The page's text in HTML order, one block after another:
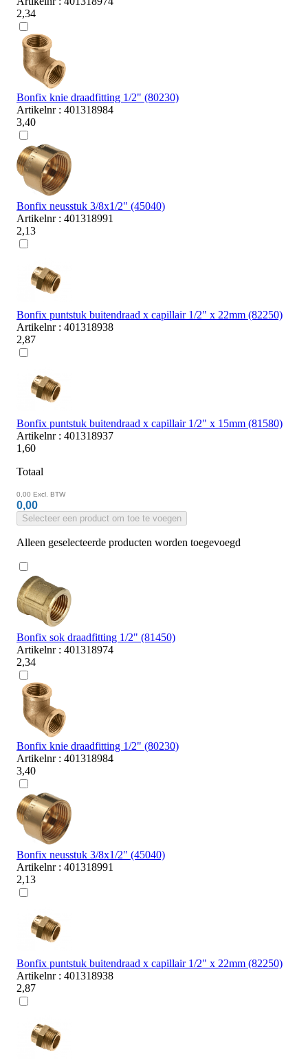
2,34
Bonfix knie draadfitting 1/2" (80230)
Artikelnr : 401318984
3,40
Bonfix neusstuk 3/8x1/2" (45040)
Artikelnr : 401318991
2,13
Bonfix puntstuk buitendraad x capillair 1/2" x 22mm (82250)
Artikelnr : 401318938
2,87
Bonfix puntstuk buitendraad x capillair 1/2" x 15mm (81580)
Artikelnr : 401318937
1,60
Totaal
0,00 Excl. BTW
0,00
Selecteer een product om toe te voegen
Alleen geselecteerde producten worden toegevoegd
Bonfix sok draadfitting 1/2" (81450)
Artikelnr : 401318974
2,34
Bonfix knie draadfitting 1/2" (80230)
Artikelnr : 401318984
3,40
Bonfix neusstuk 3/8x1/2" (45040)
Artikelnr : 401318991
2,13
Bonfix puntstuk buitendraad x capillair 1/2" x 22mm (82250)
Artikelnr : 401318938
2,87